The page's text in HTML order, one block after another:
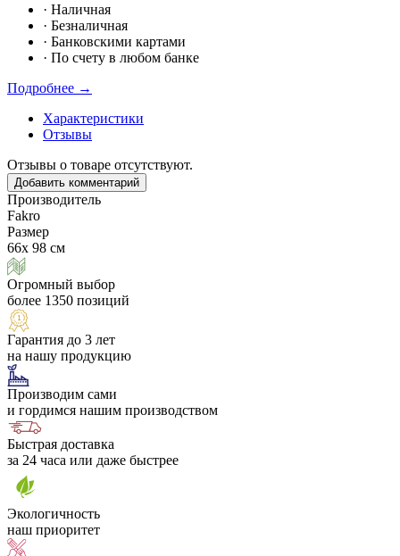
· Наличная
· Безналичная
· Банковскими картами
· По счету в любом банке
Подробнее →
Характеристики
Отзывы
Отзывы о товаре отсутствуют.
Добавить комментарий
Производитель
Fakro
Размер
66х 98 см
Огромный выбор
более 1350 позиций
Гарантия до 3 лет
на нашу продукцию
Производим сами
и гордимся нашим производством
Быстрая доставка
за 24 часа или даже быстрее
Экологичность
наш приоритет